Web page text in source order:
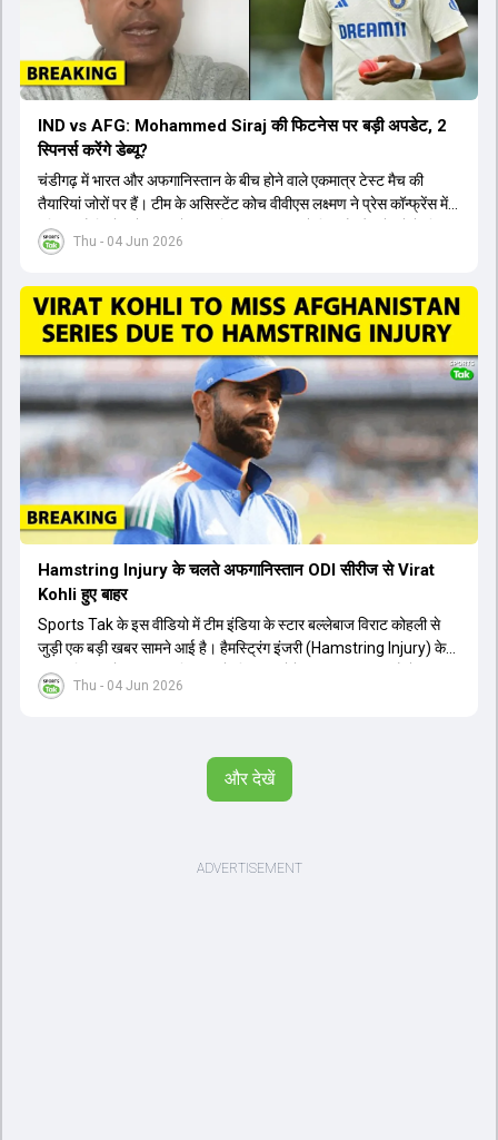
Thu - 04 Jun 2026
IND vs AFG: Mohammed Siraj की फिटनेस पर बड़ी अपडेट, 2
स्पिनर्स करेंगे डेब्यू?
चंडीगढ़ में भारत और अफगानिस्तान के बीच होने वाले एकमात्र टेस्ट मैच की
तैयारियां जोरों पर हैं। टीम के असिस्टेंट कोच वीवीएस लक्ष्मण ने प्रेस कॉन्फ्रेंस में
पुष्टि की है कि तेज गेंदबाज मोहम्मद सिराज पूरी तरह से फिट हैं और खेलने के लिए
उपलब्ध हैं। आईपीएल के दौरान लगी चोट के कारण उनके खेलने पर संदेह था,
सुथार और हर्ष दुबे को कुलदीप यादव और वाशिंगटन सुंदर के साथ प्लेइंग 11 में मौका
मिलने की प्रबल संभावना है। कप्तान शुभमन गिल विकेट की स्थिति को ध्यान में
रखते हुए अंतिम 11 का फैसला करेंगे। टीम में यशस्वी जायसवाल, केएल राहुल,
ऋषभ पंत और ध्रुव जुरेल जैसे खिलाड़ी भी शामिल हैं। यह टेस्ट मैच विश्व टेस्ट
चैंपियनशिप चक्र का हिस्सा नहीं है, लेकिन भारतीय टीम के लिए काफी महत्वपूर्ण
है। अंत में फैंस के सवालों का जवाब देते हुए टी20 कप्तानी और हेड कोच गौतम
गंभीर से जुड़ी जानकारी भी साझा की गई।
Thu - 04 Jun 2026
Hamstring Injury के चलते अफगानिस्तान ODI सीरीज से Virat
Kohli हुए बाहर
Sports Tak के इस वीडियो में टीम इंडिया के स्टार बल्लेबाज विराट कोहली से
जुड़ी एक बड़ी खबर सामने आई है। हैमस्ट्रिंग इंजरी (Hamstring Injury) के
कारण विराट कोहली अफगानिस्तान के खिलाफ होने वाली आगामी तीन मैचों की
वनडे सीरीज से बाहर हो गए हैं। भारत और अफगानिस्तान के बीच इस वनडे सीरीज
खत्म हुए आईपीएल में शानदार प्रदर्शन करने वाले विराट कोहली का इस सीरीज से
बाहर होना भारतीय फैंस के लिए एक बहुत बड़ा झटका है। यह वनडे सीरीज 2027
और देखें